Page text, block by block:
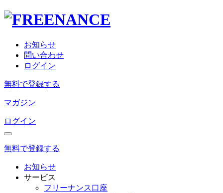
お知らせ
問い合わせ
ログイン
無料で登録する
マガジン
ログイン
無料で登録する
お知らせ
サービス
フリーナンス口座